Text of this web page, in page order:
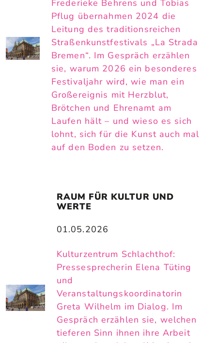
Frederieke Behrens und Tobias
Pflug übernahmen 2024 die
Leitung des traditionsreichen
Straßenkunstfestivals „La Strada
Bremen“. Im Gespräch erzählen
sie, warum 2026 ein besonderes
Festivaljahr wird, wie man ein
Großereignis mit Herzblut,
Brötchen und Ehrenamt am
Laufen hält – und wieso es sich
lohnt, sich für die Kunst auch mal
auf den Boden zu setzen.
RAUM FÜR KULTUR UND
WERTE
01.05.2026
Kulturzentrum Schlachthof:
Pressesprecherin Elena Tüting
und
Veranstaltungskoordinatorin
Greta Wilhelm im Dialog. Im
Gespräch erzählen sie, welchen
tieferen Sinn ihnen ihre Arbeit